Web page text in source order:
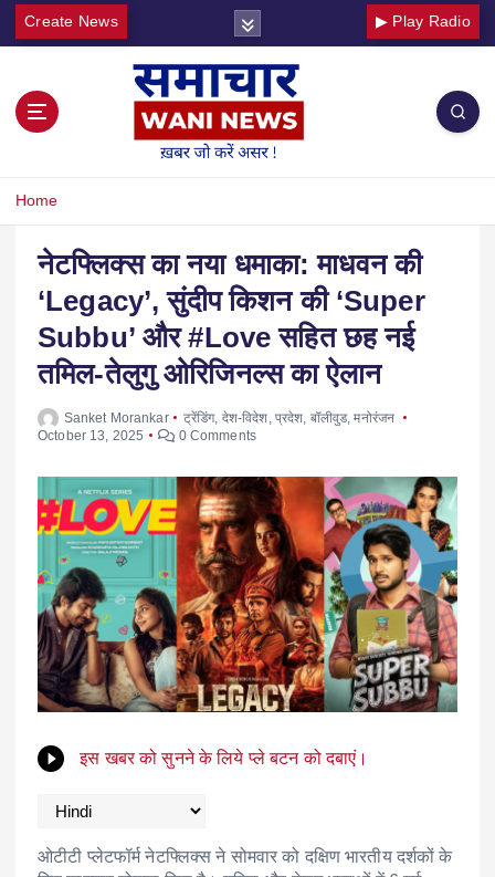
Create News ▶ Play Radio
Home
नेटफ्लिक्स का नया धमाका: माधवन की
‘Legacy’, सुंदीप किशन की ‘Super
Subbu’ और #Love सहित छह नई
तमिल-तेलुगु ओरिजिनल्स का ऐलान
Sanket Morankar ट्रेंडिंग, देश-विदेश प्रदेश बॉलीवुड,मनोरंजन
October 13, 2025
0 Comments
इस खबर को सुनने के लिये प्ले बटन को दबाएं।
ओटीटी प्लेटफॉर्म नेटफ्लिक्स ने सोमवार को दक्षिण भारतीय दर्शकों के